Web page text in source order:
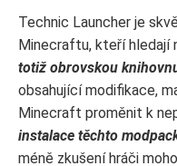
Technic Launcher je
Minecraftu, kteří hledají
totiž obrovskou
obsahující modifikace,
Minecraft proměnit k
instalace těchto
méně zkušení hráči